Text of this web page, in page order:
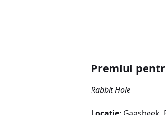
Premiul
Rabbit Hole
Locaţie: Gaasbeek,